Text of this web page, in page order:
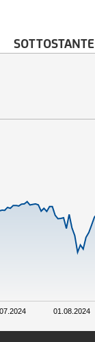
SOTTOSTANTE
01.08.2024